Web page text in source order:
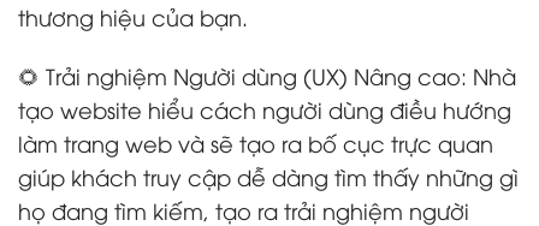
thương hiệu của bạn.
🌻 Trải nghiệm Người dùng (UX) Nâng cao: Nhà
tạo website hiểu cách người dùng điều hướng
làm trang web và sẽ tạo ra bố cục trực quan
giúp khách truy cập dễ dàng tìm thấy những gì
họ đang tìm kiếm, tạo ra trải nghiệm người